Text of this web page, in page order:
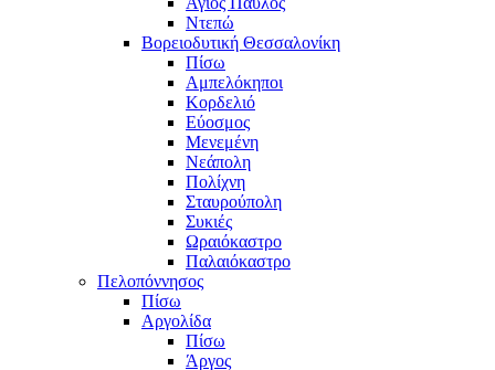
Ντεπώ
Βορειοδυτική Θεσσαλονίκη
Πίσω
Αμπελόκηποι
Κορδελιό
Εύοσμος
Μενεμένη
Νεάπολη
Πολίχνη
Σταυρούπολη
Συκιές
Ωραιόκαστρο
Παλαιόκαστρο
Πελοπόννησος
Πίσω
Αργολίδα
Πίσω
Άργος